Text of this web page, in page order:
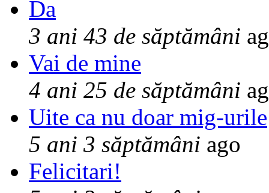
Da
3 ani 43 de săptămâni
Vai de mine
4 ani 25 de săptămâni
Uite ca nu doar mig-urile
5 ani 3 săptămâni ago
Felicitari!